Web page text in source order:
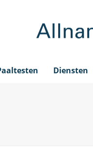
Diensten